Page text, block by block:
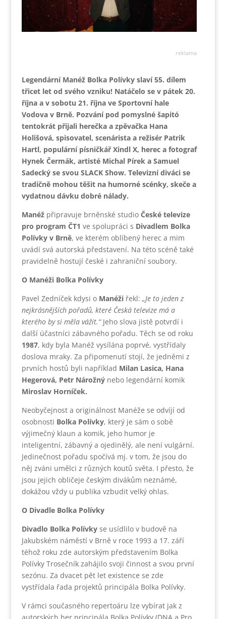
reklama
Legendární Manéž Bolka Polívky slaví 55. dílem
třicet let od svého vzniku! Natáčelo se v pátek 20.
října a v sobotu 21. října ve Sportovní hale
Vodova v Brně. Pozvání pod pomyslné šapitó
tentokrát přijali herečka a zpěvačka Hana
Holišová, spisovatel, scenárista a režisér Patrik
Hartl, populární písničkář Xindl X, herec a fotograf
Hynek Čermák, artisté Michal Pírek a Samuel
Sadecký se svou SLACK Show. Televizní diváci se
tradičně mohou těšit na humorné scénky, skeče a
vydatnou dávku dobré nálady.
Manéžpřipravuje brněnské studio České televize
pro program ČT1 ve spolupráci s Divadlem Bolka
Polívky v Brně, ve kterém oblíbený herec a mim
uvádí svá autorská představení. Na této scéně také
pravidelně hostují české i zahraniční soubory.
O Manéži Bolka Polívky
Pavel Zedníček kdysi o Manéžiřekl: „Je to jeden z
nejkrásnějších pořadů, které Česká televize má a
kterého by si měla vážit.“Jeho slova jistě potvrdí i
další účastníci zábavného pořadu. Těch se od roku
1987, kdy byla Manéž vysílána poprvé, vystřídaly
doslova mraky. Za připomenutí stojí, že jedněmi z
prvních hostů byli například Milan Lasica, Hana
Hegerová, Petr Nárožný nebo legendární komik
Miroslav Horníček.
Neobyčejnost a originálnost Manéže se odvíjí od
osobnosti Bolka Polívky, který je sám o sobě
výjimečný klaun a komik, jeho humor je
inteligentní, zábavný a ojedinělý, ale není vulgární.
Jedinečnost pořadu spočívá mj. v tom, že jsou do
něj zváni umělci z různých koutů světa. I přesto, že
jsou jejich obličeje českým divákům neznámé,
dokážou vždy u publika vzbudit velký ohlas.
O Divadle Bolka Polívky
Divadlo Bolka Polívkyse usídlilo v budově na
Jakubském náměstí v Brně v roce 1993 a 17. září
téhož roku zde autorským představením Bolka
Polívky Trosečník zahájilo svoji činnost a svou první
sezónu. Za dvacet pět let existence se zde
vystřídala řada projektů principála Bolka Polívky.
V rámci současného repertoáru lze vybírat jak z